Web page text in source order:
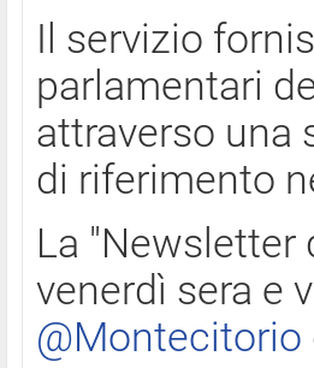
Il servizio
parlamentari
attraverso una
di riferimento
La "Newsletter
venerdì sera e
@Montecitorio